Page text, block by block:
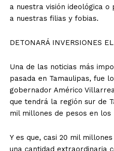
a nuestra visión ideológica
a nuestras filias y fobias.
DETONARÁ INVERSIONES
Una de las noticias más
pasada en Tamaulipas, fue
gobernador Américo
que tendrá la región sur de
mil millones de pesos en los
Y es que, casi 20 mil
una cantidad extraordinaria